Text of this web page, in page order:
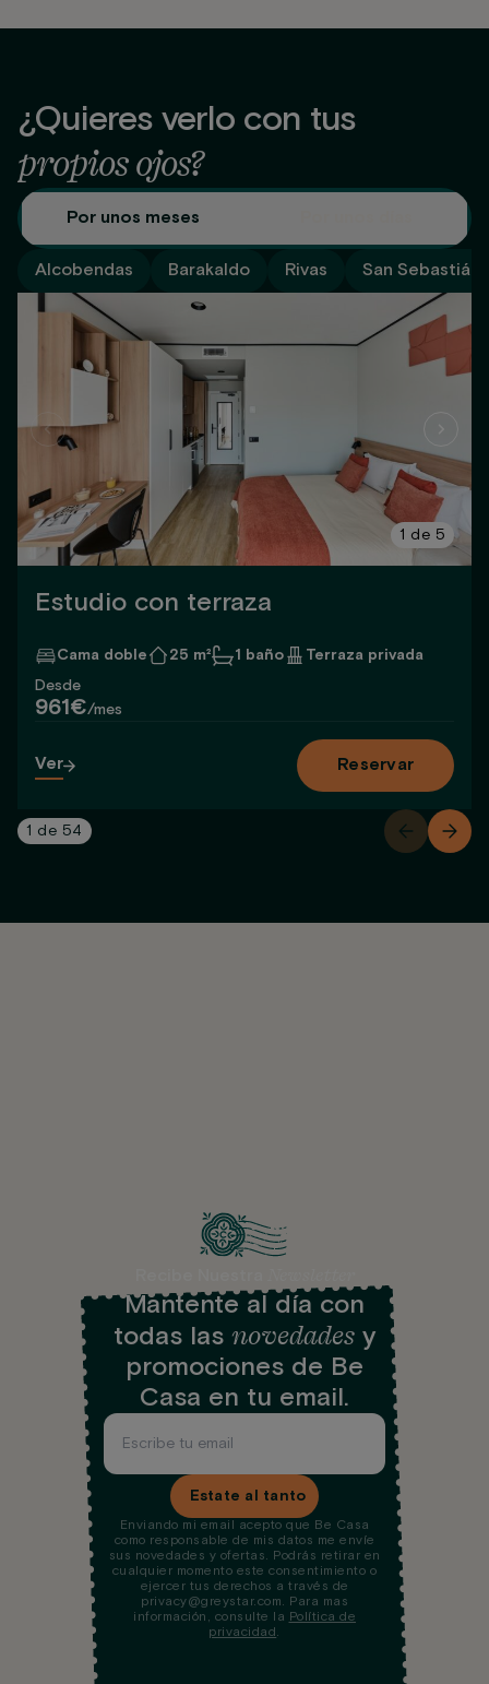
¿Quieres verlo con tus
propios ojos?
Alcobendas Barakaldo Rivas San Sebastián
Por unos meses
1 de 5
Estudio con terraza
Cama doble 25 m² 1 baño
Terraza privada
Desde
961€/mes
Ver Reservar
1 de 54
Mantente al día con
todas las novedades y
promociones de Be
Casa en tu email.
Estate al tanto
Enviando mi email acepto que Be Casa
como responsable de mis datos me envíe
sus novedades y ofertas. Podrás retirar en
cualquier momento este consentimiento o
ejercer tus derechos a través de
privacy@greystar.com. Para mas
información, consulte la Política de
privacidad.